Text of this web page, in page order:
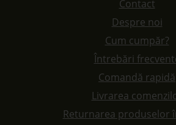
Contact
Despre noi
Cum cumpăr?
Întrebări
Comandă rapidă
Livrarea
Returnarea produselor